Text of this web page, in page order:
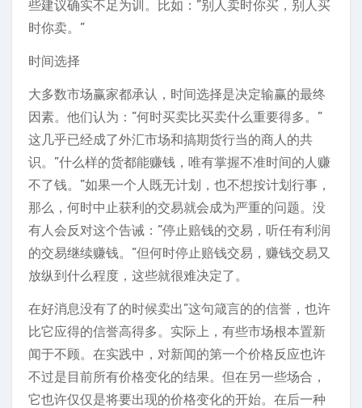
些建议确实不足为训。比如：”别人卖时你买，别人买
时你卖。”
时间选择
大多数市场赢家都承认，时间选择是决定输赢的最终
因素。他们认为：”何时买卖比买卖什么重要得多。”
这几乎已经成了外汇市场和搞期货行当的商人的共
识。”什么样的货都能赚钱，唯有掌握不准时间的人赚
不了钱。”如果一个人既无计划，也不想按计划行事，
那么，何时中止获利的交易就会成为严重的问题。没
有人会反对这个告诫：”停止赔钱的交易，听任有利润
的交易继续赚钱。”但何时停止赔钱交易，赚钱交易又
放纵到什么程度，这些就很难决定了。
在好消息没有了的时候卖出”这句箴言的的信誉，也许
比它应得的信誉高得多。实际上，有些市场根本置新
闻于不顾。在实践中，对新闻的第一个价格反应也许
不过是目前所有价格变化的结果。但在另一些场合，
它也许仅仅是将要出现的价格变化的开始。在后一种